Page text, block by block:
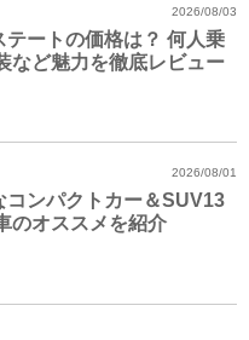
テートの価格は？ 何人乗
など魅力を徹底レビュー
2026/08/03
コンパクトカー＆SUV13
のオススメを紹介
2026/08/01